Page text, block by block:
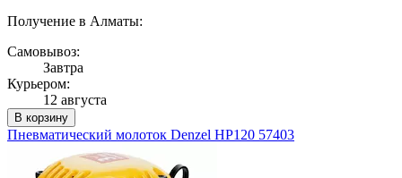
Получение в Алматы:
Самовывоз:
Завтра
Курьером:
12 августа
В корзину
Пневматический молоток Denzel HP120 57403